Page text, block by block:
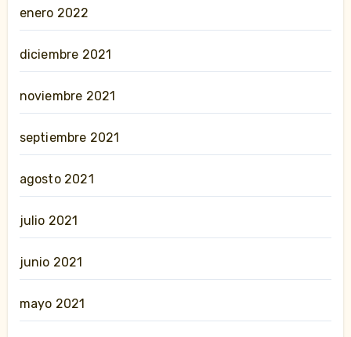
enero 2022
diciembre 2021
noviembre 2021
septiembre 2021
agosto 2021
julio 2021
junio 2021
mayo 2021